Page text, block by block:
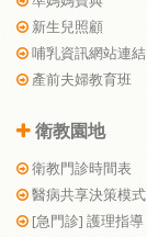
新生兒照顧
哺乳資訊網站連結
產前夫婦教育班
衛教園地
衛教門診時間表
醫病共享決策模式
[急門診] 護理指導